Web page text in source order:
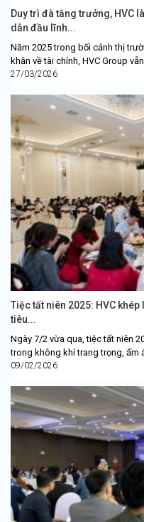
Duy trì đà tăng trưởng, HVC
dẫn đầu lĩnh...
Năm 2025 trong bối cảnh thị
khăn về tài chính, HVC Group
27/03/2026
Tiệc tất niên 2025: HVC
tiêu...
Ngày 7/2 vừa qua, tiệc tất niên
trong không khí trang trọng, ấm
09/02/2026